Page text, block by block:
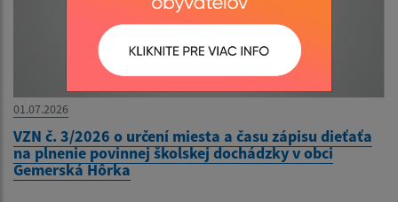
01.07.2026
VZN č. 3/2026 o určení miesta a času zápisu dieťaťa
na plnenie povinnej školskej dochádzky v obci
Gemerská Hôrka